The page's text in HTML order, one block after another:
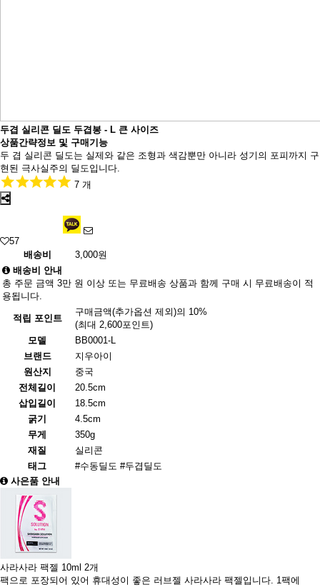
두겹 실리콘 딜도 두겹봉 - L 큰 사이즈
상품간략정보 및 구매기능
두 겹 실리콘 딜도는 실제와 같은 조형과 색감뿐만 아니라 성기의 포피까지 구
현된 극사실주의 딜도입니다.
7 개
57
배송비
3,000원
배송비 안내
총 주문 금액 3만 원 이상 또는 무료배송 상품과 함께 구매 시 무료배송이 적
용됩니다.
적립 포인트
구매금액(추가옵션 제외)의 10%
(최대 2,600포인트)
모델
BB0001-L
브랜드
지우아이
원산지
중국
전체길이
20.5cm
삽입길이
18.5cm
굵기
4.5cm
무게
350g
재질
실리콘
태그
#수동딜도 #두겹딜도
사은품 안내
사라사라 팩젤 10ml 2개
팩으로 포장되어 있어 휴대성이 좋은 러브젤 사라사라 팩젤입니다. 1팩에